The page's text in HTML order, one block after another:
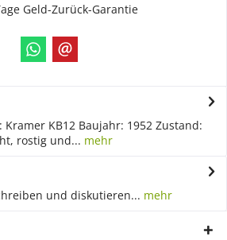
Geld-Zurück-Garantie
KB12 Baujahr: 1952 Zustand:
rostig und... mehr
und diskutieren... mehr